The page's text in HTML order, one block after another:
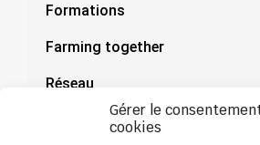
Gérer le
cookies
Formations
Farming together
Réseau
Documentation